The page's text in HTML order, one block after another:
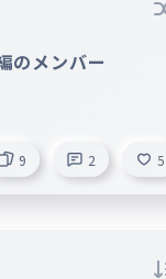
のメンバー
9 2 5